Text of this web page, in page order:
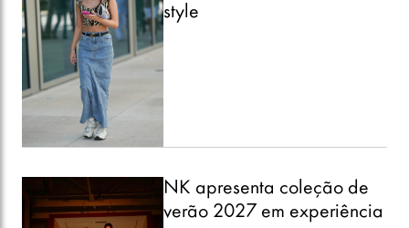
style
NK apresenta coleção de
verão 2027 em experiência